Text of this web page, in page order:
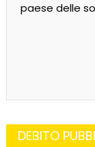
paese delle
DEBITO